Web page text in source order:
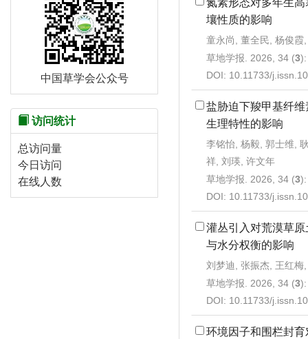
氮素形态对多年生
壤性质的影响
童永尚, 董全民, 杨俊霞
草地学报. 2026, 34 (3
DOI: 10.11733/
盐胁迫下羧甲基纤
生理特性的影响
李铭怡, 杨毅, 郭士维,
祥, 刘瑛, 许文年
草地学报. 2026, 34 (3
DOI: 10.11733/
灌丛引入对荒漠草
与水分权衡的影响
刘梦迪, 张振杰, 王红梅
草地学报. 2026, 34 (3
DOI: 10.11733/
环境因子和围栏封
中国草学会公众号
访问统计
总访问量
今日访问
在线人数